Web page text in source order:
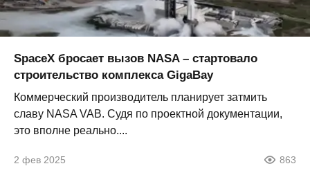
SpaceX бросает вызов NASA – стартовало
строительство комплекса GigaBay
Коммерческий производитель планирует затмить
славу NASA VAB. Судя по проектной документации,
это вполне реально....
2 фев 2025 863